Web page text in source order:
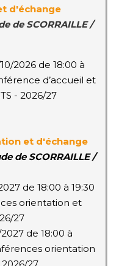
d'échange
de SCORRAILLE /
2026 de 18:00 à
d’accueil et
- 2026/27
et d'échange
de SCORRAILLE /
de 18:00 à 19:30
orientation et
27
de 18:00 à
orientation